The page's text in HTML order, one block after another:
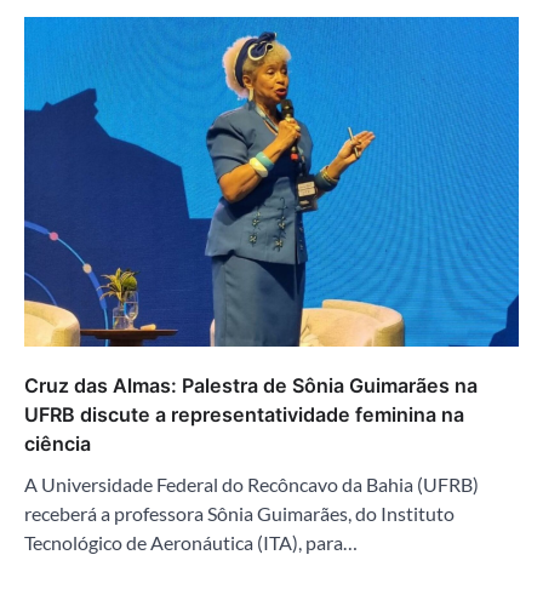
Cruz das Almas: Palestra de Sônia Guimarães na
UFRB discute a representatividade feminina na
ciência
A Universidade Federal do Recôncavo da Bahia (UFRB)
receberá a professora Sônia Guimarães, do Instituto
Tecnológico de Aeronáutica (ITA), para…